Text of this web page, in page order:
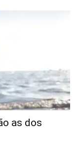
as dos